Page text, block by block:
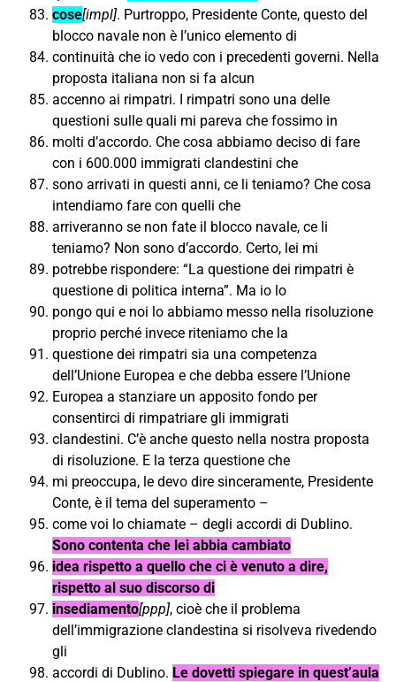
cose[impl]. Purtroppo, Presidente Conte, questo del
blocco navale non è l’unico elemento di
continuità che io vedo con i precedenti governi. Nella
proposta italiana non si fa alcun
accenno ai rimpatri. I rimpatri sono una delle
questioni sulle quali mi pareva che fossimo in
molti d’accordo. Che cosa abbiamo deciso di fare
con i 600.000 immigrati clandestini che
sono arrivati in questi anni, ce li teniamo? Che cosa
intendiamo fare con quelli che
arriveranno se non fate il blocco navale, ce li
teniamo? Non sono d’accordo. Certo, lei mi
potrebbe rispondere: “La questione dei rimpatri è
questione di politica interna”. Ma io lo
pongo qui e noi lo abbiamo messo nella risoluzione
proprio perché invece riteniamo che la
questione dei rimpatri sia una competenza
dell’Unione Europea e che debba essere l’Unione
Europea a stanziare un apposito fondo per
consentirci di rimpatriare gli immigrati
clandestini. C’è anche questo nella nostra proposta
di risoluzione. E la terza questione che
mi preoccupa, le devo dire sinceramente, Presidente
Conte, è il tema del superamento –
come voi lo chiamate – degli accordi di Dublino.
Sono contenta che lei abbia cambiato
idea rispetto a quello che ci è venuto a dire,
rispetto al suo discorso di
insediamento[ppp], cioè che il problema
dell’immigrazione clandestina si risolveva rivedendo
gli
accordi di Dublino. Le dovetti spiegare in quest’aula